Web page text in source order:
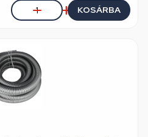
KOSÁRBA